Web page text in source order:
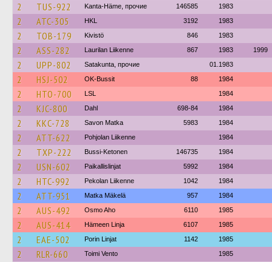
2 TUS-922 Kanta-Häme, прочие 146585 1983
2 ATC-305 HKL 3192 1983
2 TOB-179 Kivistö 846 1983
2 ASS-282 Laurilan Liikenne 867 1983 1999
2 UPP-802 Satakunta, прочие 01.1983
2 HSJ-502 OK-Bussit 88 1984
2 HTO-700 LSL 1984
2 KJC-800 Dahl 698-84 1984
2 KKC-728 Savon Matka 5983 1984
2 ATT-622 Pohjolan Liikenne 1984
2 TXP-222 Bussi-Ketonen 146735 1984
2 USN-602 Paikallislinjat 5992 1984
2 HTC-992 Pekolan Liikenne 1042 1984
2 ATT-951 Matka Mäkelä 957 1984
2 AUS-492 Osmo Aho 6110 1985
2 AUS-414 Hämeen Linja 6107 1985
2 EAE-502 Porin Linjat 1142 1985
2 RLR-660 Toimi Vento 1985